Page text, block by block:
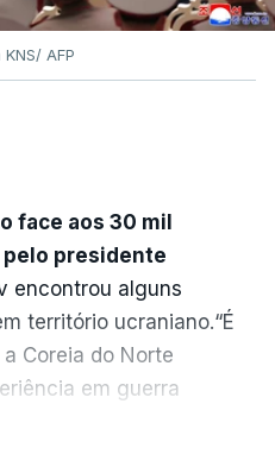
AFP
face aos 30 mil
presidente
encontrou alguns
território ucraniano.“É
Coreia do Norte
em guerra